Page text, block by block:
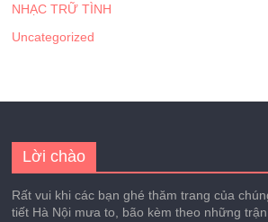
NHẠC TRỮ TÌNH
Uncategorized
Lời chào
Rất vui khi các bạn ghé thăm trang của
tiết Hà Nội mưa to, bão kèm theo những